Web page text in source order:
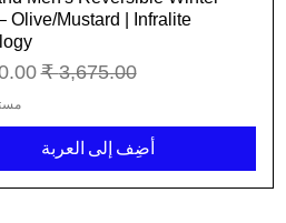
Olive/Mustard | Infralite
سعر عادي‏3,675.00 ₹ سعر‏2,870.00 ₹
أضِف إلى العربة